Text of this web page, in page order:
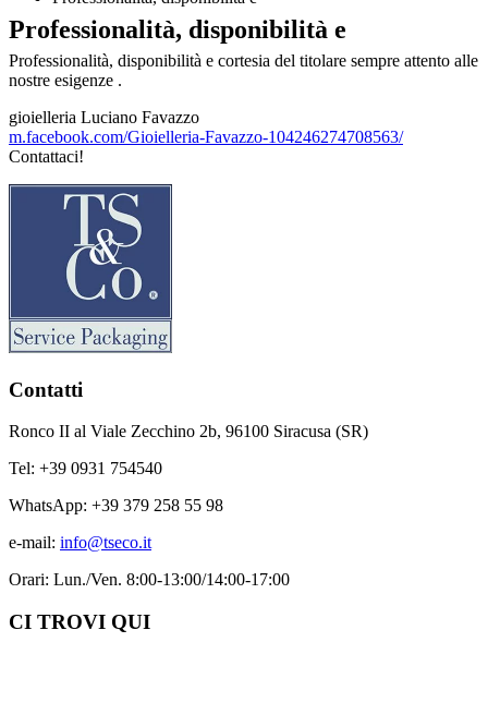
Professionalità, disponibilità e
Professionalità, disponibilità e cortesia del titolare sempre attento alle
nostre esigenze .
gioielleria Luciano Favazzo
m.facebook.com/Gioielleria-Favazzo-104246274708563/
Contattaci!
Contatti
Ronco II al Viale Zecchino 2b, 96100 Siracusa (SR)
Tel: +39 0931 754540
WhatsApp: +39 379 258 55 98
e-mail: info@tseco.it
Orari: Lun./Ven. 8:00-13:00/14:00-17:00
CI TROVI QUI